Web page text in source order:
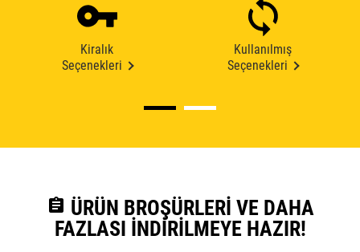
Kiralık
Seçenekleri
Kullanılmış
Seçenekleri
assignment ÜRÜN BROŞÜRLERI VE DAHA
FAZLASI İNDIRILMEYE HAZIR!